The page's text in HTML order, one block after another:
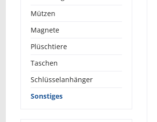
Mützen
Magnete
Plüschtiere
Taschen
Schlüsselanhänger
Sonstiges